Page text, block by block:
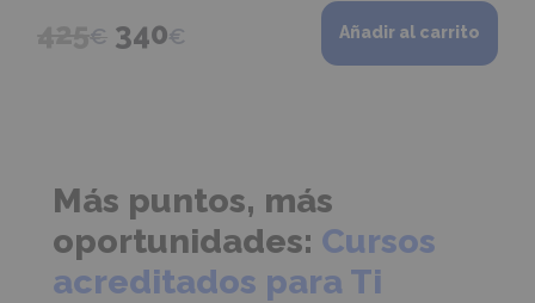
€ El
425€.
340€
340€.
Pack
ECTS
sector
sanitario
cantidad
Añadir al carrito
Más puntos, más
oportunidades: Cursos
acreditados para Ti